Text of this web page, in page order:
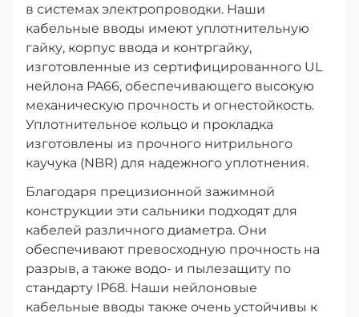
в системах электропроводки. Наши
кабельные вводы имеют уплотнительную
гайку, корпус ввода и контргайку,
изготовленные из сертифицированного UL
нейлона PA66, обеспечивающего высокую
механическую прочность и огнестойкость.
Уплотнительное кольцо и прокладка
изготовлены из прочного нитрильного
каучука (NBR) для надежного уплотнения.
Благодаря прецизионной зажимной
конструкции эти сальники подходят для
кабелей различного диаметра. Они
обеспечивают превосходную прочность на
разрыв, а также водо- и пылезащиту по
стандарту IP68. Наши нейлоновые
кабельные вводы также очень устойчивы к